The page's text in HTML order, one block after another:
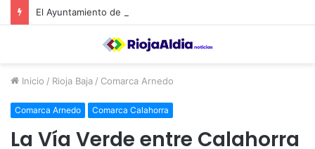
Inicio / Rioja Baja / Comarca Arnedo
Comarca Arnedo Comarca Calahorra
La Vía Verde entre Calahorra